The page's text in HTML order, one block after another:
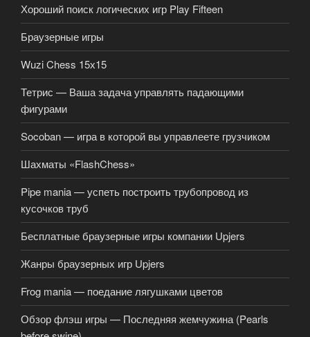
Хороший поиск логических игр Play Fifteen
Браузерные игры
Wuzi Chess 15х15
Тетрис — Ваша задача управлять падающими
фигурами
Socoban — игра в которой вы управлеете грузчиком
Шахматы «FlashChess»
Pipe mania — успеть построить трубопровод из
кусочков труб
Бесплатные браузерные игры компании Upjers
Жанры браузерных игр Upjers
Frog mania — поедание лягушками цветов
Обзор флэш игры — Последняя жемчужина (Pearls